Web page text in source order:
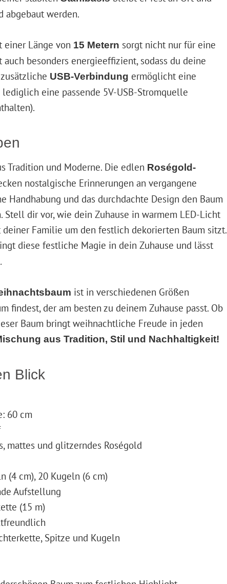
abgebaut werden.
Länge von 15 Metern sorgt nicht nur für eine
besonders energieeffizient, sodass du deine
USB-Verbindung ermöglicht eine
eine passende 5V-USB-Stromquelle
Tradition und Moderne. Die edlen Roségold-
nostalgische Erinnerungen an vergangene
Handhabung und das durchdachte Design den Baum
Stell dir vor, wie dein Zuhause in warmem LED-Licht
Familie um den festlich dekorierten Baum sitzt.
diese festliche Magie in dein Zuhause und lässt
ist in verschiedenen Größen
findest, der am besten zu deinem Zuhause passt. Ob
Baum bringt weihnachtliche Freude in jeden
aus Tradition, Stil und Nachhaltigkeit!
Blick
60 cm
mattes und glitzerndes Roségold
(4 cm), 20 Kugeln (6 cm)
Aufstellung
(15 m)
Spitze und Kugeln